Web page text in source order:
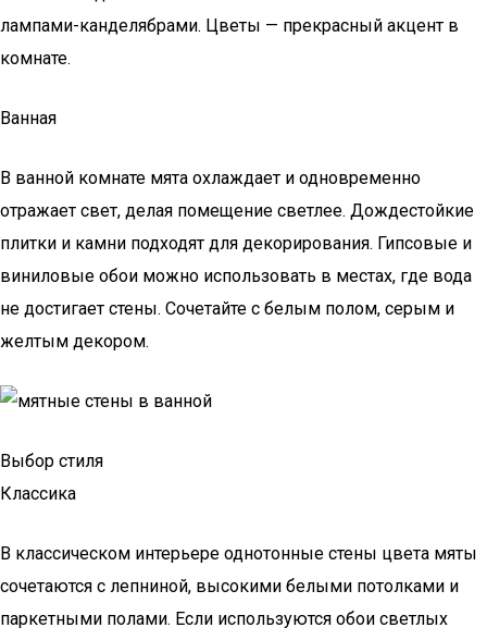
лампами-канделябрами. Цветы — прекрасный акцент в
комнате.
Ванная
В ванной комнате мята охлаждает и одновременно
отражает свет, делая помещение светлее. Дождестойкие
плитки и камни подходят для декорирования. Гипсовые и
виниловые обои можно использовать в местах, где вода
не достигает стены. Сочетайте с белым полом, серым и
желтым декором.
Выбор стиля
Классика
В классическом интерьере однотонные стены цвета мяты
сочетаются с лепниной, высокими белыми потолками и
паркетными полами. Если используются обои светлых